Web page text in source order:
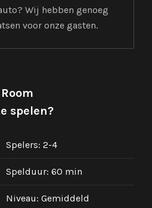
Wij hebben genoeg
voor onze gasten.
spelen?
Spelers: 2-4
Spelduur: 60 min
Niveau: Gemiddeld